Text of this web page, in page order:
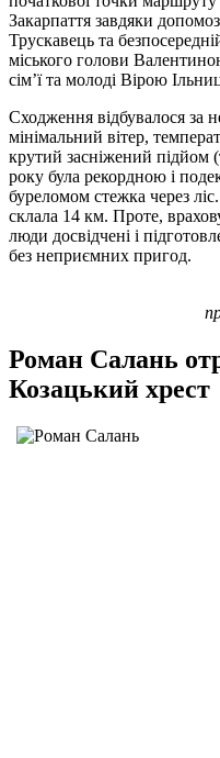
Закарпаття завдяки
Трускавець та
міського голови
сім’ї та молоді Вірою
Сходження відбувалося за
мінімальний вітер,
крутий засніжений підйом
року була рекордною і
буреломом стежка через
склала 14 км. Проте,
люди досвідчені і
без неприємних пригод.
Роман Салань
Козацький хрест